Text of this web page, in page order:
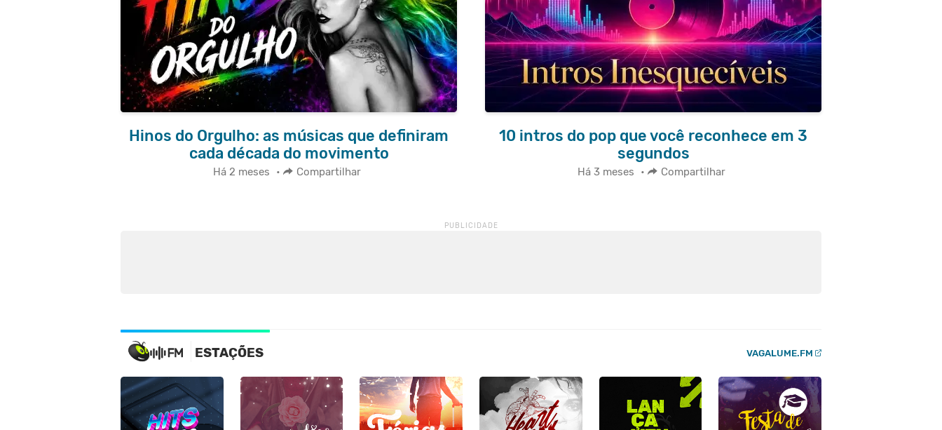
Hinos do Orgulho: as músicas que definiram
cada década do movimento
Há 2 meses • Compartilhar
10 intros do pop que você reconhece em 3
segundos
Há 3 meses • Compartilhar
ESTAÇÕES VAGALUME.FM